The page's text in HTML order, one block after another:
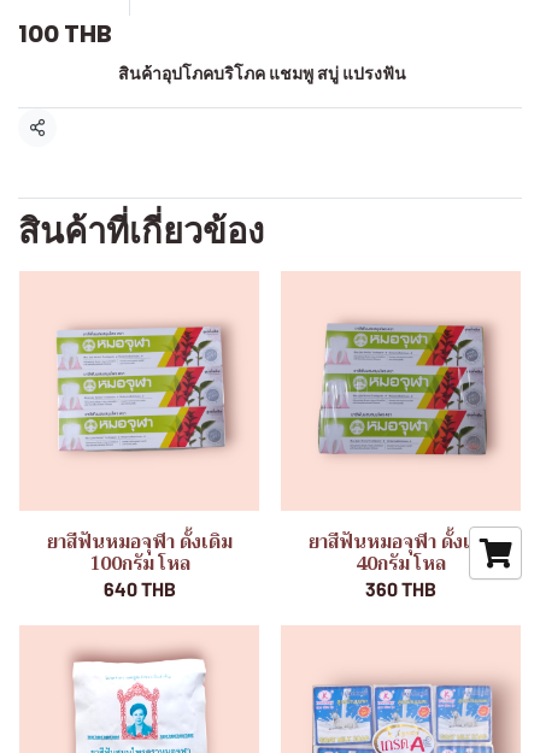
100 THB
สินค้าอุปโภคบริโภค แชมพู สบู่ แปรงฟัน
แชร์
สินค้าที่เกี่ยวข้อง
ยาสีฟันหมอจุฬา ดั้งเดิม
100กรัม โหล
640 THB
ยาสีฟันหมอจุฬา ดั้งเดิม
40กรัม โหล
360 THB